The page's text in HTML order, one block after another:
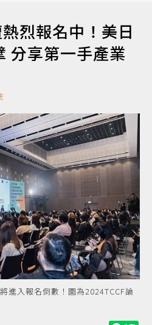
烈報名中！美日
分享第一手產業
進入報名倒數！圖為2024TCCF論